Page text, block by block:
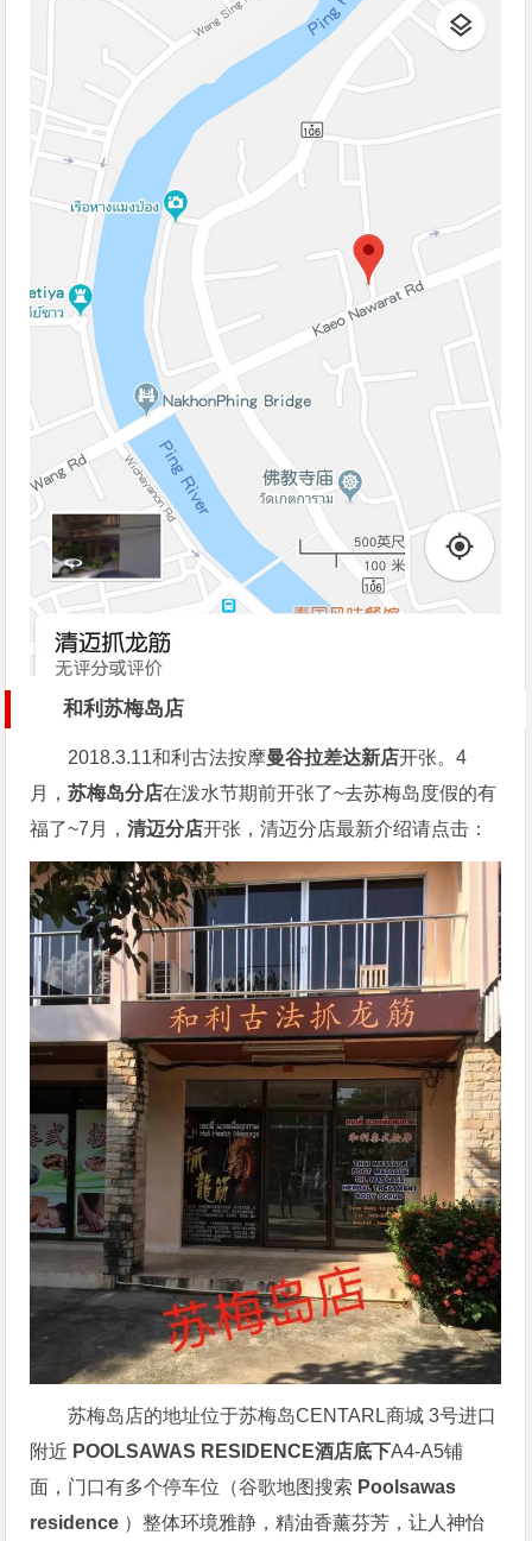
和利苏梅岛店
2018.3.11和利古法按摩曼谷拉差达新店开张。4
月，苏梅岛分店在泼水节期前开张了~去苏梅岛度假的有
福了~7月，清迈分店开张，清迈分店最新介绍请点击：
苏梅岛店的地址位于苏梅岛CENTARL商城 3号进口
附近 POOLSAWAS RESIDENCE酒店底下A4-A5铺
面，门口有多个停车位（谷歌地图搜索 Poolsawas
residence ）整体环境雅静，精油香薰芬芳，让人神怡